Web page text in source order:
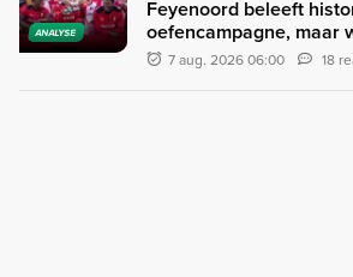
ANALYSE
Feyenoord beleeft
oefencampagne, maar
7 aug. 2026 06:00 18